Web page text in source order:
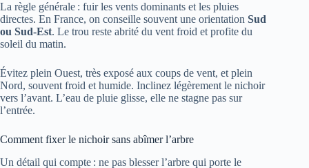
La règle générale : fuir les vents dominants et les pluies
directes. En France, on conseille souvent une orientation Sud
ou Sud-Est. Le trou reste abrité du vent froid et profite du
soleil du matin.
Évitez plein Ouest, très exposé aux coups de vent, et plein
Nord, souvent froid et humide. Inclinez légèrement le nichoir
vers l’avant. L’eau de pluie glisse, elle ne stagne pas sur
l’entrée.
Comment fixer le nichoir sans abîmer l’arbre
Un détail qui compte : ne pas blesser l’arbre qui porte le